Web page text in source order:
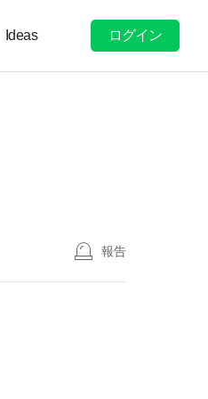
Ideas ログイン
報告